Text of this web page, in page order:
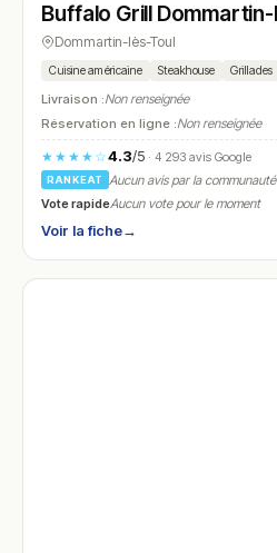
N° 28
Buffalo Grill
Dommartin-lès-Toul
Cuisine américaine Steakhouse Grillades
Livraison :Non renseignée
Réservation en ligne :Non renseignée
★★★★☆4.3/5· 4 293 avis Google
RANKEAT
Aucun avis par la communauté
Vote rapideAucun vote pour le moment
Voir la fiche→